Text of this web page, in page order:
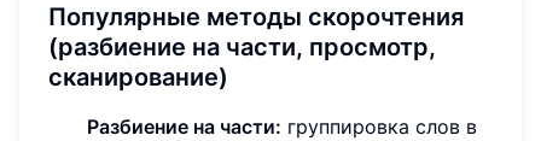
Популярные методы скорочтения
(разбиение на части, просмотр,
сканирование)
Разбиение на части: группировка слов в